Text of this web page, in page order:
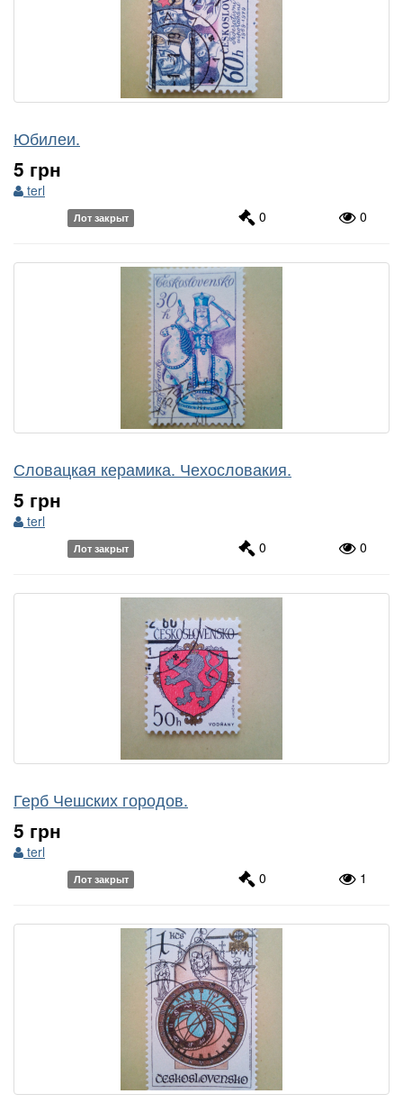
Юбилеи.
5 грн
terl
Лот закрыт 0 0
Словацкая керамика. Чехословакия.
5 грн
terl
Лот закрыт 0 0
Герб Чешских городов.
5 грн
terl
Лот закрыт 0 1